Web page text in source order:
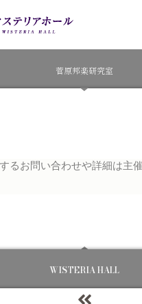
菅原邦楽研究室
るお問い合わせや詳細は主
WISTERIA HALL